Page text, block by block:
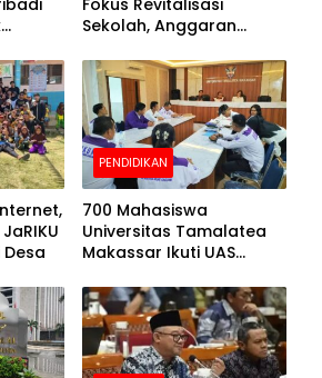
Fokus Revitalisasi
Sekolah, Anggaran
Miliar
PENDIDIKAN
700 Mahasiswa
Universitas Tamalatea
Makassar Ikuti UAS